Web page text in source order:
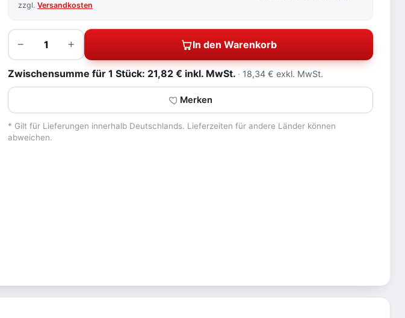
zzgl.Versandkosten
−
Menge
+ In den Warenkorb
Zwischensumme für 1 Stück: 21,82 € inkl. MwSt. 18,34 € exkl. MwSt.
Merken
* Gilt für Lieferungen innerhalb Deutschlands. Lieferzeiten für andere Länder können
abweichen.